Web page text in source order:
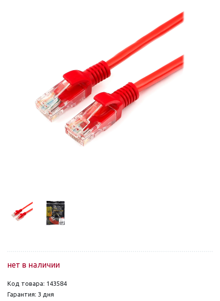
нет в наличии
Код товара: 143584
Гарантия: 3 дня